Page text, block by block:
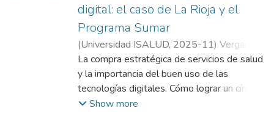
digital: el caso de La Rioja y el
Programa Sumar
(Universidad ISALUD, 2025-11) Vergara,
Juan Carlos;Sabignoso, Martín;Piazza,
Martín;Nuñez, Fernando
La compra estratégica de servicios de salud
y la importancia del buen uso de las
tecnologías digitales. Cómo lograr un círculo
virtuoso. Una experiencia provincial de
Show more